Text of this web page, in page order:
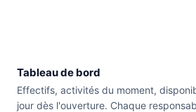
Tableau de bord
Effectifs, activités du moment,
jour dès l'ouverture. Chaque